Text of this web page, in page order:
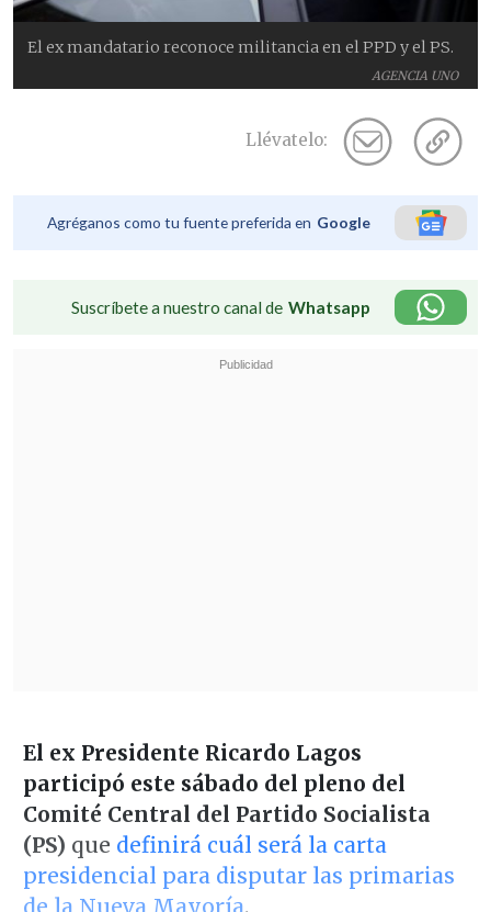
AGENCIA UNO
El ex mandatario reconoce militancia en el PPD y el PS.
Llévatelo:
Agréganos como tu fuente preferida en Google
Suscríbete a nuestro canal de Whatsapp
El ex Presidente Ricardo Lagos
participó este sábado del pleno del
Comité Central del Partido Socialista
(PS) que definirá cuál será la carta
presidencial para disputar las primarias
de la Nueva Mayoría.